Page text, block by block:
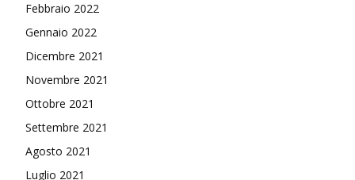
Febbraio 2022
Gennaio 2022
Dicembre 2021
Novembre 2021
Ottobre 2021
Settembre 2021
Agosto 2021
Luglio 2021